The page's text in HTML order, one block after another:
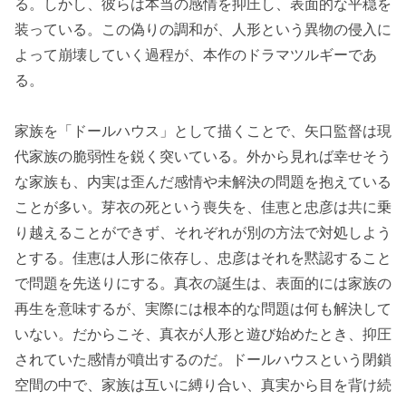
装っている。この偽りの調和が、人形という異物の侵入に
よって崩壊していく過程が、本作のドラマツルギーであ
る。
家族を「ドールハウス」として描くことで、矢口監督は現
代家族の脆弱性を鋭く突いている。外から見れば幸せそう
な家族も、内実は歪んだ感情や未解決の問題を抱えている
ことが多い。芽衣の死という喪失を、佳恵と忠彦は共に乗
り越えることができず、それぞれが別の方法で対処しよう
とする。佳恵は人形に依存し、忠彦はそれを黙認すること
で問題を先送りにする。真衣の誕生は、表面的には家族の
再生を意味するが、実際には根本的な問題は何も解決して
いない。だからこそ、真衣が人形と遊び始めたとき、抑圧
されていた感情が噴出するのだ。ドールハウスという閉鎖
空間の中で、家族は互いに縛り合い、真実から目を背け続